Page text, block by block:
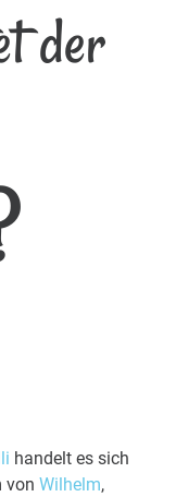
der
handelt es sich
von Wilhelm,